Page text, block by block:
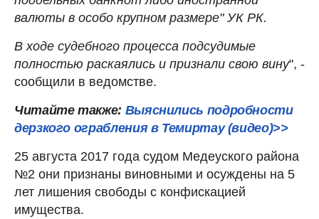
валюты в особо крупном размере" УК РК.
В ходе судебного процесса подсудимые
полностью раскаялись и признали свою вину", -
сообщили в ведомстве.
Читайте также: Выяснились подробности
дерзкого ограбления в Темиртау (видео)>>
25 августа 2017 года судом Медеуского района
№2 они признаны виновными и осуждены на 5
лет лишения свободы с конфискацией
имущества.